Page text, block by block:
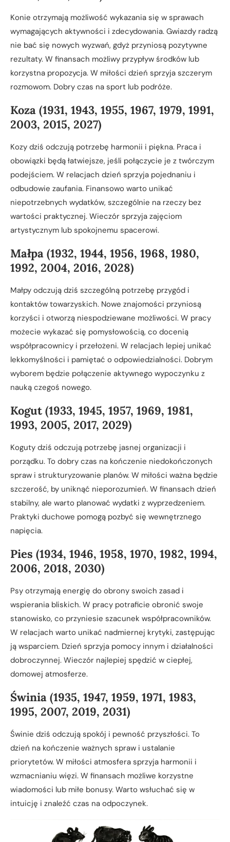
Konie otrzymają możliwość wykazania się w sprawach
wymagających aktywności i zdecydowania. Gwiazdy radzą
nie bać się nowych wyzwań, gdyż przyniosą pozytywne
rezultaty. W finansach możliwy przypływ środków lub
korzystna propozycja. W miłości dzień sprzyja szczerym
rozmowom. Dobry czas na sport lub podróże.
Koza (1931, 1943, 1955, 1967, 1979, 1991,
2003, 2015, 2027)
Kozy dziś odczują potrzebę harmonii i piękna. Praca i
obowiązki będą łatwiejsze, jeśli połączycie je z twórczym
podejściem. W relacjach dzień sprzyja pojednaniu i
odbudowie zaufania. Finansowo warto unikać
niepotrzebnych wydatków, szczególnie na rzeczy bez
wartości praktycznej. Wieczór sprzyja zajęciom
artystycznym lub spokojnemu spacerowi.
Małpa (1932, 1944, 1956, 1968, 1980,
1992, 2004, 2016, 2028)
Małpy odczują dziś szczególną potrzebę przygód i
kontaktów towarzyskich. Nowe znajomości przyniosą
korzyści i otworzą niespodziewane możliwości. W pracy
możecie wykazać się pomysłowością, co docenią
współpracownicy i przełożeni. W relacjach lepiej unikać
lekkomyślności i pamiętać o odpowiedzialności. Dobrym
wyborem będzie połączenie aktywnego wypoczynku z
nauką czegoś nowego.
Kogut (1933, 1945, 1957, 1969, 1981,
1993, 2005, 2017, 2029)
Koguty dziś odczują potrzebę jasnej organizacji i
porządku. To dobry czas na kończenie niedokończonych
spraw i strukturyzowanie planów. W miłości ważna będzie
szczerość, by uniknąć nieporozumień. W finansach dzień
stabilny, ale warto planować wydatki z wyprzedzeniem.
Praktyki duchowe pomogą pozbyć się wewnętrznego
napięcia.
Pies (1934, 1946, 1958, 1970, 1982, 1994,
2006, 2018, 2030)
Psy otrzymają energię do obrony swoich zasad i
wspierania bliskich. W pracy potraficie obronić swoje
stanowisko, co przyniesie szacunek współpracowników.
W relacjach warto unikać nadmiernej krytyki, zastępując
ją wsparciem. Dzień sprzyja pomocy innym i działalności
dobroczynnej. Wieczór najlepiej spędzić w ciepłej,
domowej atmosferze.
Świnia (1935, 1947, 1959, 1971, 1983,
1995, 2007, 2019, 2031)
Świnie dziś odczują spokój i pewność przyszłości. To
dzień na kończenie ważnych spraw i ustalanie
priorytetów. W miłości atmosfera sprzyja harmonii i
wzmacnianiu więzi. W finansach możliwe korzystne
wiadomości lub miłe bonusy. Warto wsłuchać się w
intuicję i znaleźć czas na odpoczynek.